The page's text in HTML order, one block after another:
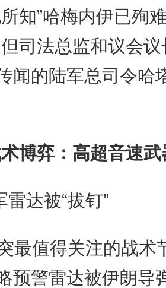
知”哈梅内伊已殉
司法总监和议会
闻的陆军总司令哈
博弈：高超音速
雷达被“拔钉”
最值得关注的战术
预警雷达被伊朗导